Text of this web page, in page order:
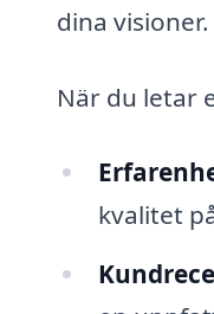
dina visioner.
När du letar
kvalitet